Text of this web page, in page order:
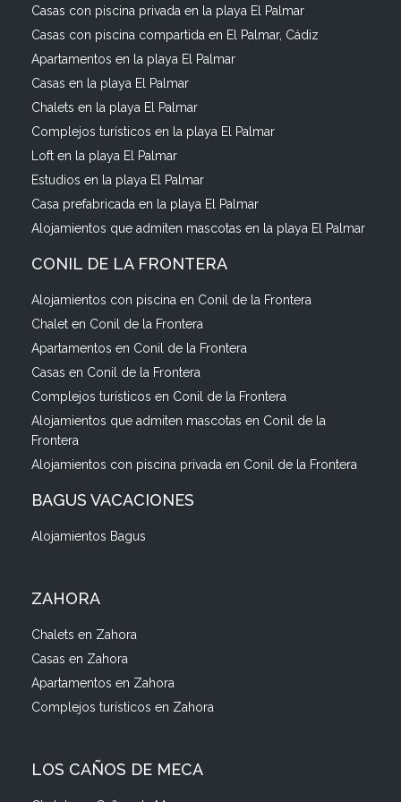
Casas con piscina privada en la playa El Palmar
Casas con piscina compartida en El Palmar, Cádiz
Apartamentos en la playa El Palmar
Casas en la playa El Palmar
Chalets en la playa El Palmar
Complejos turísticos en la playa El Palmar
Loft en la playa El Palmar
Estudios en la playa El Palmar
Casa prefabricada en la playa El Palmar
Alojamientos que admiten mascotas en la playa El Palmar
CONIL DE LA FRONTERA
Alojamientos con piscina en Conil de la Frontera
Chalet en Conil de la Frontera
Apartamentos en Conil de la Frontera
Casas en Conil de la Frontera
Complejos turísticos en Conil de la Frontera
Alojamientos que admiten mascotas en Conil de la
Frontera
Alojamientos con piscina privada en Conil de la Frontera
BAGUS VACACIONES
Alojamientos Bagus
ZAHORA
Chalets en Zahora
Casas en Zahora
Apartamentos en Zahora
Complejos turísticos en Zahora
LOS CAÑOS DE MECA